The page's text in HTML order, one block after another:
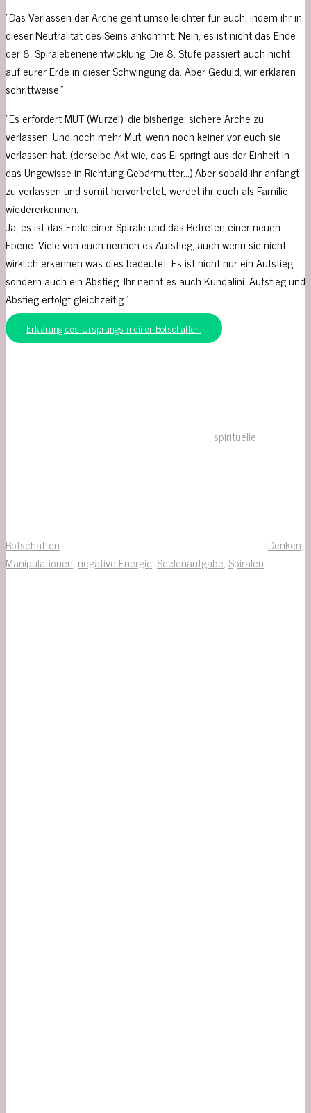
“Das Verlassen der Arche geht umso leichter für euch, indem ihr in
dieser Neutralität des Seins ankommt. Nein, es ist nicht das Ende
der 8. Spiralebenenentwicklung. Die 8. Stufe passiert auch nicht
auf eurer Erde in dieser Schwingung da. Aber Geduld, wir erklären
schrittweise.”
“Es erfordert MUT (Wurzel), die bisherige, sichere Arche zu
verlassen. Und noch mehr Mut, wenn noch keiner vor euch sie
verlassen hat. (derselbe Akt wie, das Ei springt aus der Einheit in
das Ungewisse in Richtung Gebärmutter…) Aber sobald ihr anfängt
zu verlassen und somit hervortretet, werdet ihr euch als Familie
wiedererkennen.
Ja, es ist das Ende einer Spirale und das Betreten einer neuen
Ebene. Viele von euch nennen es Aufstieg, auch wenn sie nicht
wirklich erkennen was dies bedeutet. Es ist nicht nur ein Aufstieg,
sondern auch ein Abstieg. Ihr nennt es auch Kundalini. Aufstieg und
Abstieg erfolgt gleichzeitig.”
Erklärung des Ursprungs meiner Botschaften.
spirituelle
Botschaften Denken,
Manipulationen, negative Energie, Seelenaufgabe, Spiralen